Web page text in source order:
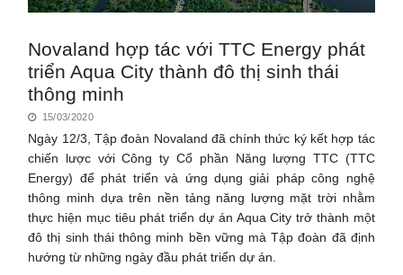
Novaland hợp tác với TTC Energy phát
triển Aqua City thành đô thị sinh thái
thông minh
15/03/2020
Ngày 12/3, Tập đoàn Novaland đã chính thức ký kết hợp tác
chiến lược với Công ty Cổ phần Năng lượng TTC (TTC
Energy) để phát triển và ứng dụng giải pháp công nghệ
thông minh dựa trên nền tảng năng lượng mặt trời nhằm
thực hiện mục tiêu phát triển dự án Aqua City trở thành một
đô thị sinh thái thông minh bền vững mà Tập đoàn đã định
hướng từ những ngày đầu phát triển dự án.